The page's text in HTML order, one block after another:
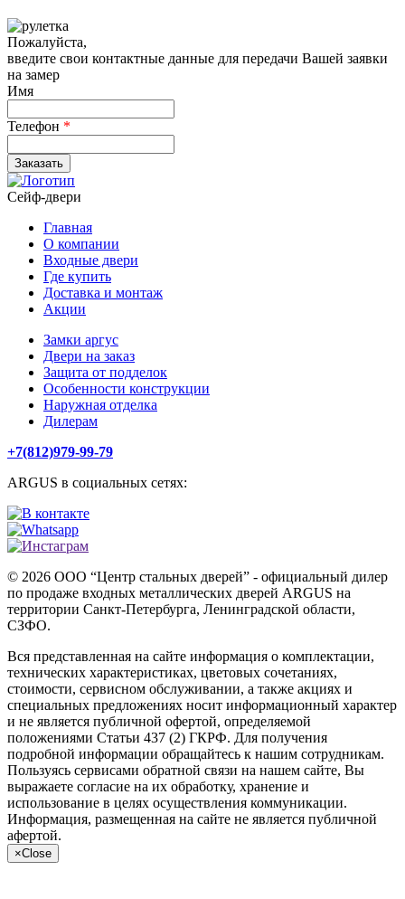
Пожалуйста,
введите свои контактные данные для передачи Вашей заявки
на замер
Имя
Телефон *
Сейф-двери
Главная
О компании
Входные двери
Где купить
Доставка и монтаж
Акции
Замки аргус
Двери на заказ
Защита от подделок
Особенности конструкции
Наружная отделка
Дилерам
+7(812)979-99-79
ARGUS в социальных сетях:
© 2026 ООО “Центр стальных дверей” - официальный дилер
по продаже входных металлических дверей ARGUS на
территории Санкт-Петербурга, Ленинградской области,
СЗФО.
Вся представленная на сайте информация о комплектации,
технических характеристиках, цветовых сочетаниях,
стоимости, сервисном обслуживании, а также акциях и
специальных предложениях носит информационный характер
и не является публичной офертой, определяемой
положениями Статьи 437 (2) ГКРФ. Для получения
подробной информации обращайтесь к нашим сотрудникам.
Пользуясь сервисами обратной связи на нашем сайте, Вы
выражаете согласие на их обработку, хранение и
использование в целях осуществления коммуникации.
Информация, размещенная на сайте не является публичной
афертой.
×Close